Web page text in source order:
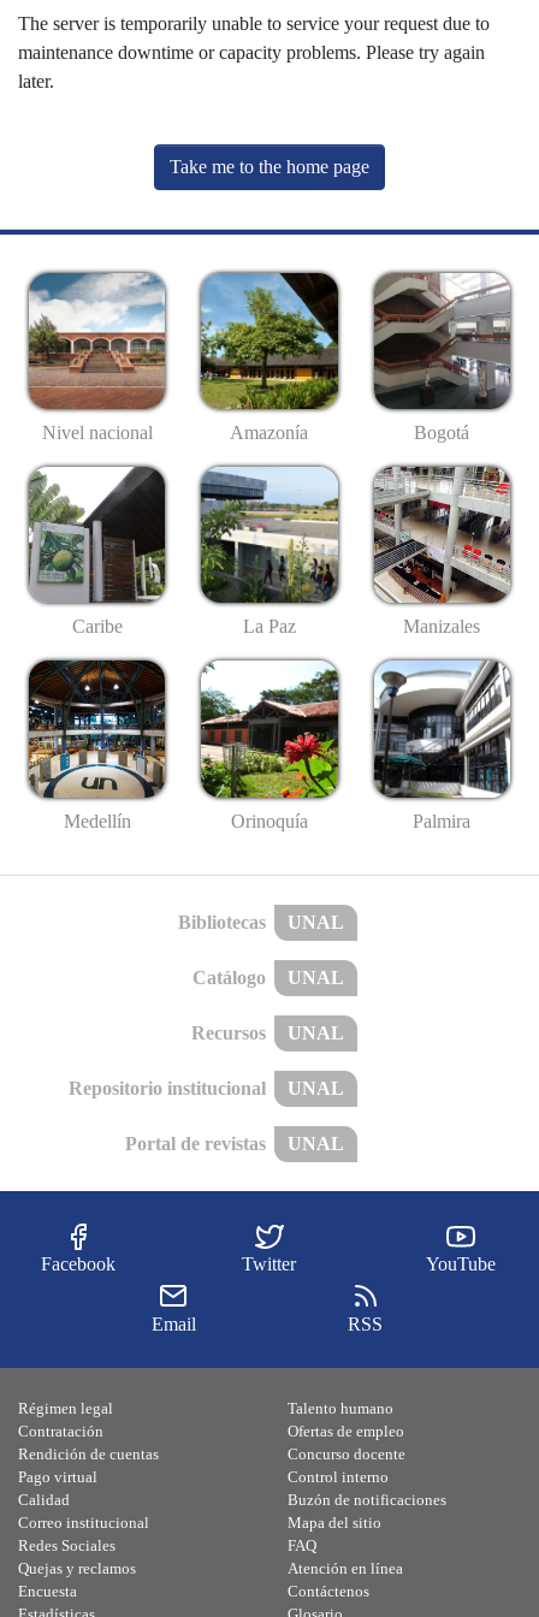
The server is temporarily unable to service your request due to
maintenance downtime or capacity problems. Please try again
later.
Take me to the home page
Nivel nacional Amazonía Bogotá
Caribe La Paz Manizales
Medellín Orinoquía Palmira
Bibliotecas UNAL
Catálogo UNAL
Recursos UNAL
Repositorio institucional UNAL
Portal de revistas UNAL
Facebook Twitter YouTube
Email RSS
Régimen legal
Contratación
Rendición de cuentas
Pago virtual
Calidad
Talento humano
Ofertas de empleo
Concurso docente
Control interno
Buzón de notificaciones
Correo institucional
Redes Sociales
Quejas y reclamos
Encuesta
Mapa del sitio
FAQ
Atención en línea
Contáctenos